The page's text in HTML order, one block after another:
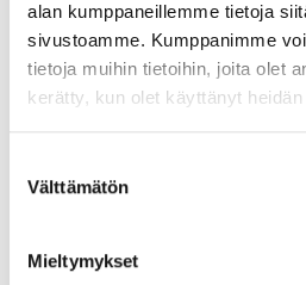
alan kumppaneillemme tietoja
sivustoamme. Kumppanimme
tietoja muihin tietoihin, joita olet
kerätty, kun olet käyttänyt heidän
valinta
Välttämätön
Mieltymykset
1 550,00